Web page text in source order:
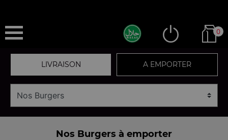
0
LIVRAISON A EMPORTER
Nos Burgers à emporter